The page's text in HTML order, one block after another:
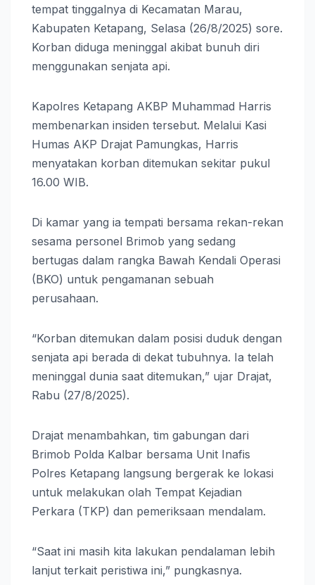
tempat tinggalnya di Kecamatan Marau,
Kabupaten Ketapang, Selasa (26/8/2025) sore.
Korban diduga meninggal akibat bunuh diri
menggunakan senjata api.
Kapolres Ketapang AKBP Muhammad Harris
membenarkan insiden tersebut. Melalui Kasi
Humas AKP Drajat Pamungkas, Harris
menyatakan korban ditemukan sekitar pukul
16.00 WIB.
Di kamar yang ia tempati bersama rekan-rekan
sesama personel Brimob yang sedang
bertugas dalam rangka Bawah Kendali Operasi
(BKO) untuk pengamanan sebuah
perusahaan.
“Korban ditemukan dalam posisi duduk dengan
senjata api berada di dekat tubuhnya. Ia telah
meninggal dunia saat ditemukan,” ujar Drajat,
Rabu (27/8/2025).
Drajat menambahkan, tim gabungan dari
Brimob Polda Kalbar bersama Unit Inafis
Polres Ketapang langsung bergerak ke lokasi
untuk melakukan olah Tempat Kejadian
Perkara (TKP) dan pemeriksaan mendalam.
“Saat ini masih kita lakukan pendalaman lebih
lanjut terkait peristiwa ini,” pungkasnya.